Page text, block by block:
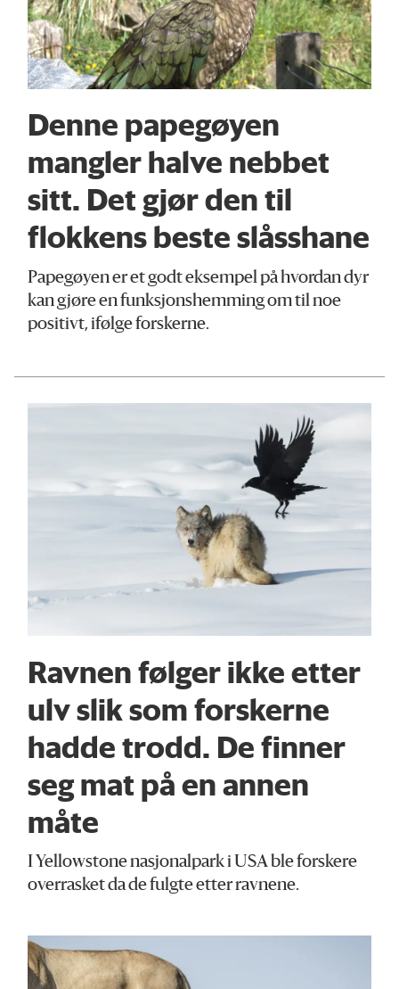
Denne papegøyen
mangler halve nebbet
sitt. Det gjør den til
flokkens beste slåsshane
Papegøyen er et godt eksempel på hvordan dyr
kan gjøre en funksjonshemming om til noe
positivt, ifølge forskerne.
Ravnen følger ikke etter
ulv slik som forskerne
hadde trodd. De finner
seg mat på en annen
måte
I Yellowstone nasjonalpark i USA ble forskere
overrasket da de fulgte etter ravnene.